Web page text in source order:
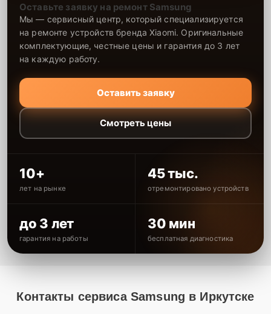
Оставьте заявку на ремонт Samsung
Мы — сервисный центр, который специализируется
на ремонте устройств бренда Xiaomi. Оригинальные
комплектующие, честные цены и гарантия до 3 лет
на каждую работу.
Оставить заявку
Смотреть цены
10+
лет на рынке
45 тыс.
отремонтировано устройств
до 3 лет
гарантия на работы
30 мин
бесплатная диагностика
Контакты сервиса Samsung в Иркутске